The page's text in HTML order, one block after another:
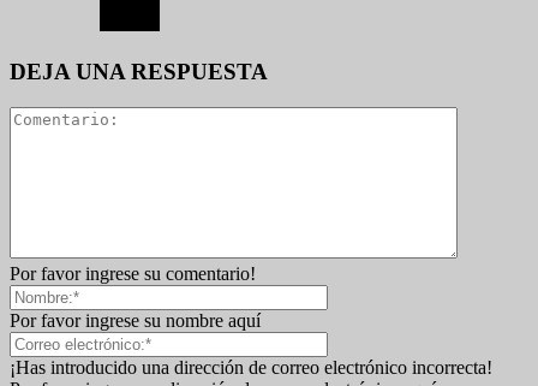
DEJA UNA RESPUESTA
Por favor ingrese su comentario!
Por favor ingrese su nombre aquí
¡Has introducido una dirección de correo electrónico incorrecta!